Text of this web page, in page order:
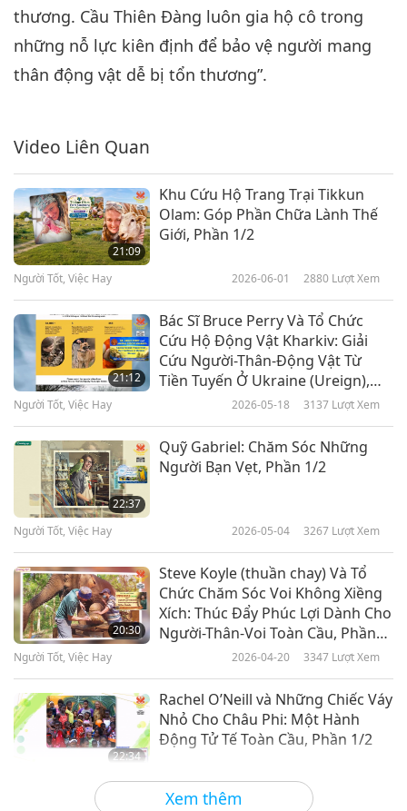
thương. Cầu Thiên Đàng luôn gia hộ cô trong
những nỗ lực kiên định để bảo vệ người mang
thân động vật dễ bị tổn thương”.
Xem thêm
Video Liên Quan
21:09
Khu Cứu Hộ Trang Trại Tikkun
Olam: Góp Phần Chữa Lành Thế
Giới, Phần 1/2
Người Tốt, Việc Hay 2026-06-01 2880 Lượt Xem
21:12
Bác Sĩ Bruce Perry Và Tổ Chức
Cứu Hộ Động Vật Kharkiv: Giải
Cứu Người-Thân-Động Vật Từ
Tiền Tuyến Ở Ukraine (Ureign),
Người Tốt, Việc Hay 2026-05-18 3137 Lượt Xem
22:37
Quỹ Gabriel: Chăm Sóc Những
Người Bạn Vẹt, Phần 1/2
Người Tốt, Việc Hay 2026-05-04 3267 Lượt Xem
20:30
Steve Koyle (thuần chay) Và Tổ
Chức Chăm Sóc Voi Không Xiềng
Xích: Thúc Đẩy Phúc Lợi Dành Cho
Người-Thân-Voi Toàn Cầu, Phần
Người Tốt, Việc Hay 2026-04-20 3347 Lượt Xem
22:34
Rachel O’Neill và Những Chiếc Váy
Nhỏ Cho Châu Phi: Một Hành
Động Tử Tế Toàn Cầu, Phần 1/2
Người Tốt, Việc Hay 2026-04-06 3018